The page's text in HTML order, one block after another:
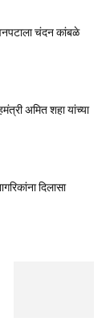
चंदन कांबळे
अमित शहा यांच्या
दिलासा